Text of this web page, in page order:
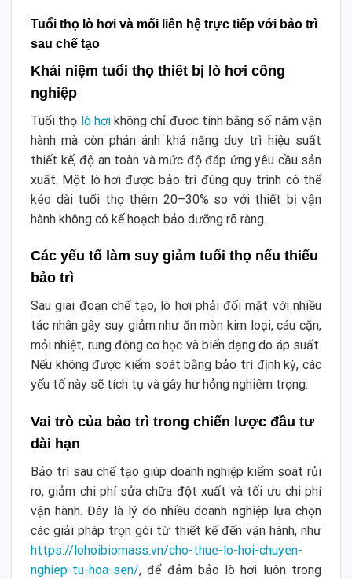
Tuổi thọ lò hơi và mối liên hệ trực tiếp với bảo trì
sau chế tạo
Khái niệm tuổi thọ thiết bị lò hơi công
nghiệp
Tuổi thọ lò hơikhông chỉ được tính bằng số năm vận
hành mà còn phản ánh khả năng duy trì hiệu suất
thiết kế, độ an toàn và mức độ đáp ứng yêu cầu sản
xuất. Một lò hơi được bảo trì đúng quy trình có thể
kéo dài tuổi thọ thêm 20–30% so với thiết bị vận
hành không có kế hoạch bảo dưỡng rõ ràng.
Các yếu tố làm suy giảm tuổi thọ nếu thiếu
bảo trì
Sau giai đoạn chế tạo, lò hơi phải đối mặt với nhiều
tác nhân gây suy giảm như ăn mòn kim loại, cáu cặn,
mỏi nhiệt, rung động cơ học và biến dạng do áp suất.
Nếu không được kiểm soát bằng bảo trì định kỳ, các
yếu tố này sẽ tích tụ và gây hư hỏng nghiêm trọng.
Vai trò của bảo trì trong chiến lược đầu tư
dài hạn
Bảo trì sau chế tạo giúp doanh nghiệp kiểm soát rủi
ro, giảm chi phí sửa chữa đột xuất và tối ưu chi phí
vận hành. Đây là lý do nhiều doanh nghiệp lựa chọn
các giải pháp trọn gói từ thiết kế đến vận hành, như
https://lohoibiomass.vn/cho-thue-lo-hoi-chuyen-
nghiep-tu-hoa-sen/, để đảm bảo lò hơi luôn trong